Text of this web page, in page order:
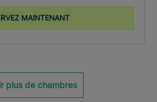
MAINTENANT
plus de chambres